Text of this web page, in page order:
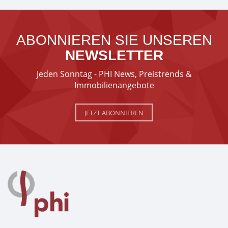
ABONNIEREN SIE UNSEREN
NEWSLETTER
Jeden Sonntag - PHI News, Preistrends &
Immobilienangebote
JETZT ABONNIEREN